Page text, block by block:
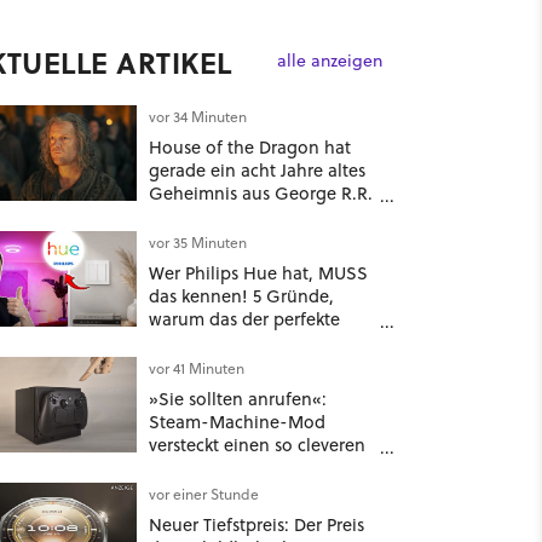
ARTIKEL alle anzeigen
vor 34 Minuten
House of the Dragon hat
gerade ein acht Jahre altes
Geheimnis aus George R.R.
vor 35 Minuten
Wer Philips Hue hat, MUSS
das kennen! 5 Gründe,
warum das der perfekte
Lampen & Leuchten ist
vor 41 Minuten
»Sie sollten anrufen«:
Steam-Machine-Mod
versteckt einen so cleveren
sich fragt, wieso Valve das
nicht gleich so macht
vor einer Stunde
Neuer Tiefstpreis: Der Preis